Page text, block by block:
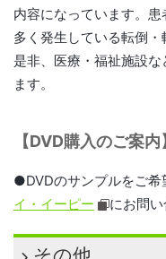
内容になっています。
多く発生している転倒・
是非、医療・福祉施設
ます。
【DVD購入のご案内
●DVDのサンプルをご希
イ・イーピー
にお問い